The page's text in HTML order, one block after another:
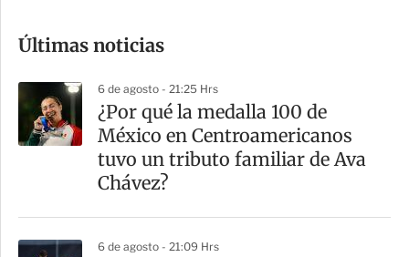
m
a
r
t
Últimas noticias
6 de agosto - 21:25 Hrs
¿Por qué la medalla 100 de
México en Centroamericanos
tuvo un tributo familiar de Ava
Chávez?
6 de agosto - 21:09 Hrs